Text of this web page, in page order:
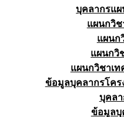
บุคลากรแผ
แผนกวิ
แผนก
แผนกวิ
แผนกวิชาเ
ข้อมูลบุคลากรโคร
บุคลา
ข้อมูลบุ